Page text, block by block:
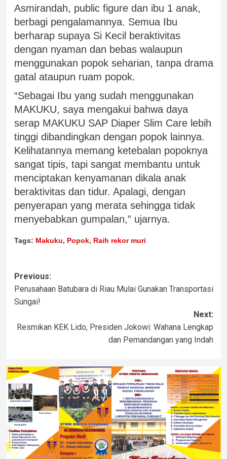
Asmirandah, public figure dan ibu 1 anak,
berbagi pengalamannya. Semua Ibu
berharap supaya Si Kecil beraktivitas
dengan nyaman dan bebas walaupun
menggunakan popok seharian, tanpa drama
gatal ataupun ruam popok.
“Sebagai Ibu yang sudah menggunakan
MAKUKU, saya mengakui bahwa daya
serap MAKUKU SAP Diaper Slim Care lebih
tinggi dibandingkan dengan popok lainnya.
Kelihatannya memang ketebalan popoknya
sangat tipis, tapi sangat membantu untuk
menciptakan kenyamanan dikala anak
beraktivitas dan tidur. Apalagi, dengan
penyerapan yang merata sehingga tidak
menyebabkan gumpalan,” ujarnya.
Tags: Makuku, Popok, Raih rekor muri
Previous:
Perusahaan Batubara di Riau Mulai Gunakan Transportasi
Sungai!
Next:
Resmikan KEK Lido, Presiden Jokowi: Wahana Lengkap
dan Pemandangan yang Indah